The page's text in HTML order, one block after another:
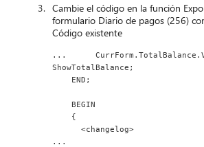
Cambie el código en la función
formulario Diario de pagos (256)
Código existente
...
ShowTotalBalance;
    END;
    BEGIN
    {
      <changelog>
...